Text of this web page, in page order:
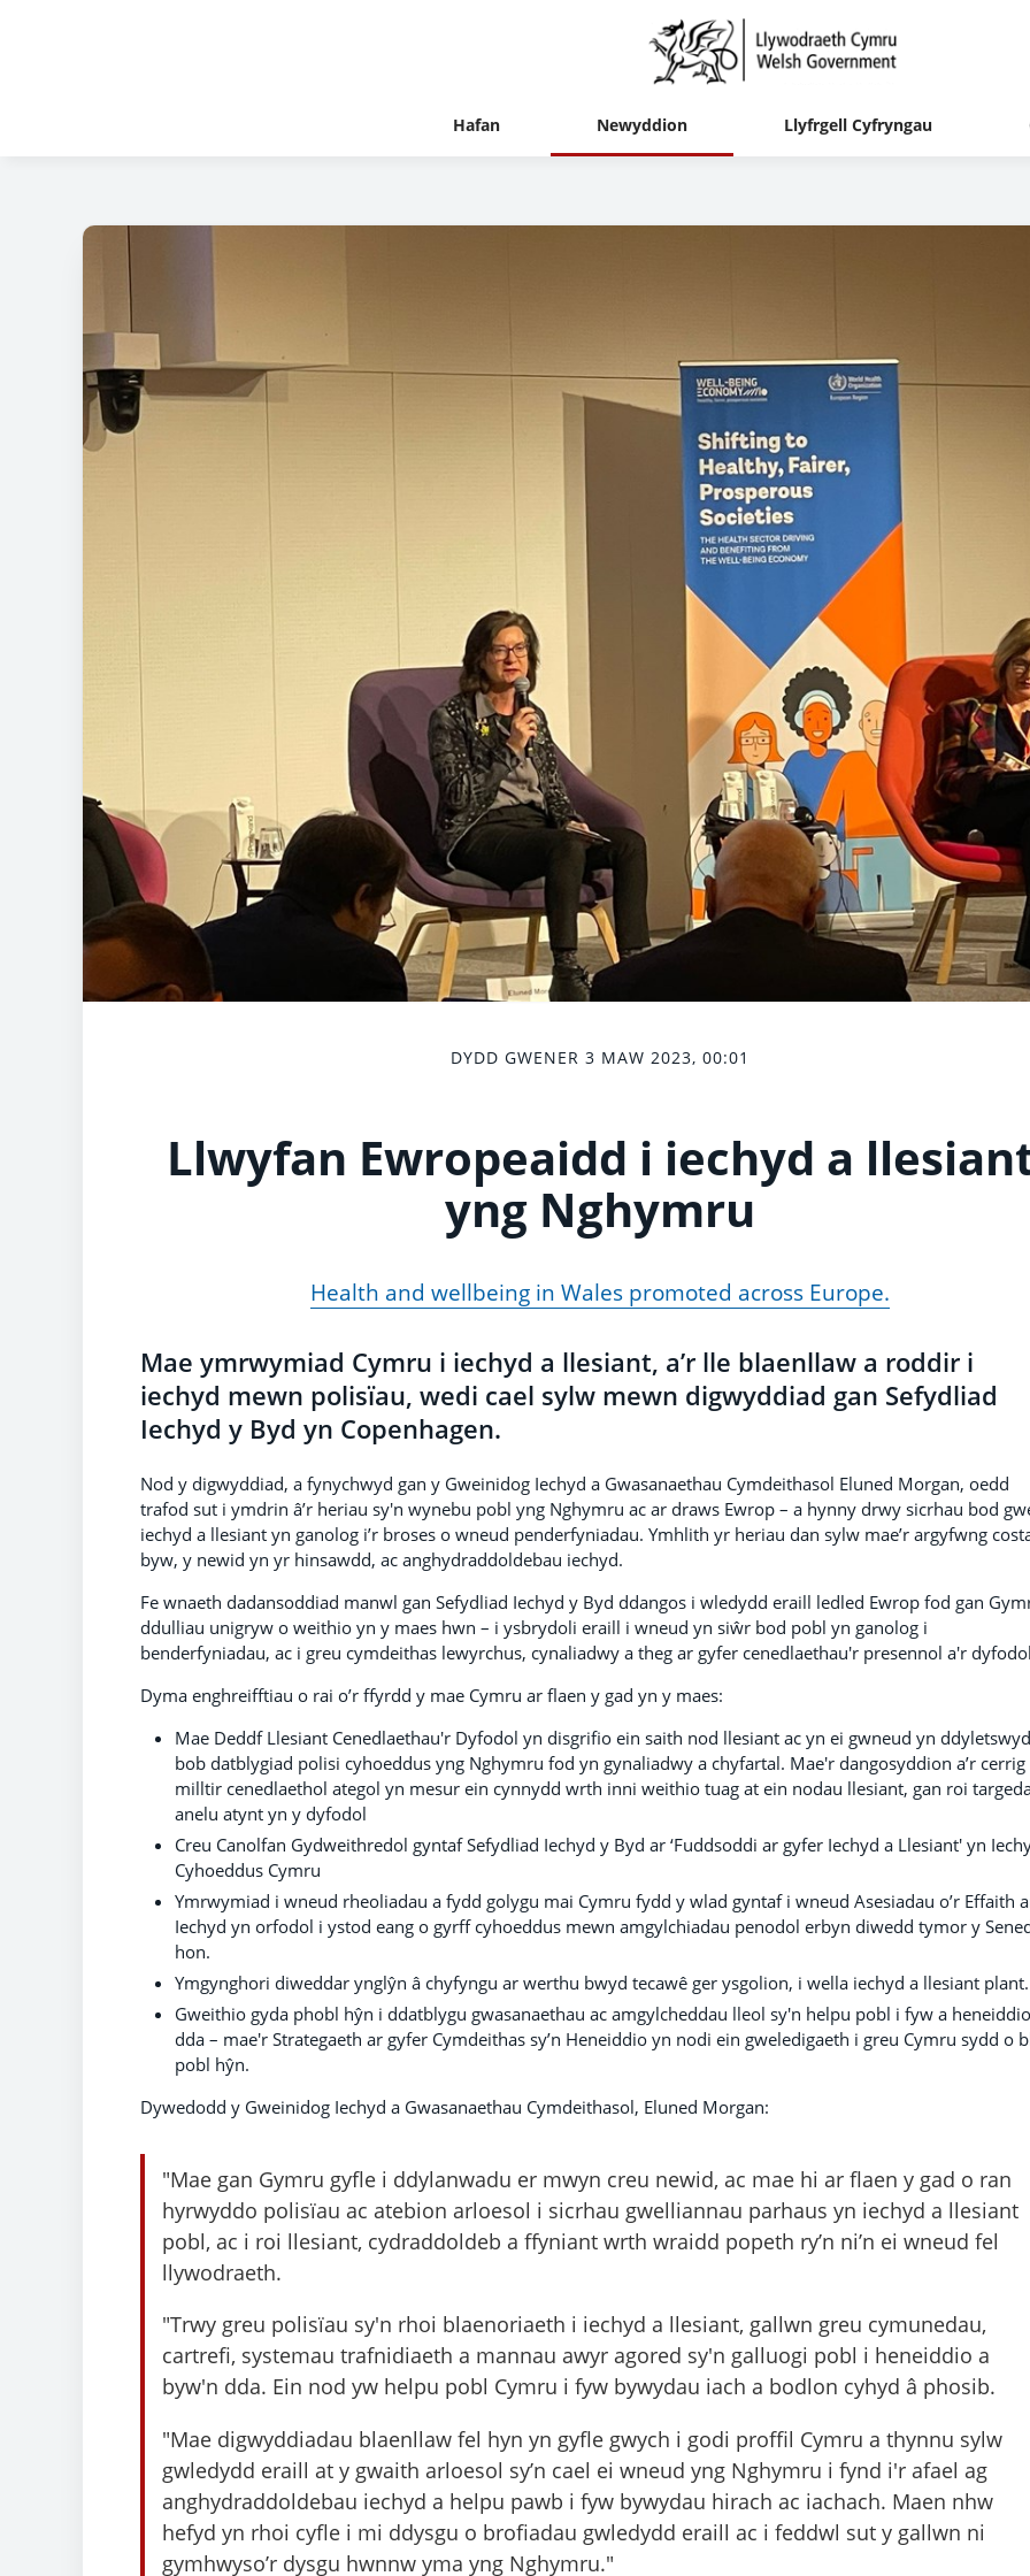
Hafan Newyddion Llyfrgell Cyfryngau
DYDD GWENER 3 MAW 2023, 00:01
Llwyfan Ewropeaidd i iechyd a
yng Nghymru
Health and wellbeing in Wales promoted across Europe.
Mae ymrwymiad Cymru i iechyd a llesiant, a’r lle blaenllaw a roddir i
iechyd mewn polisïau, wedi cael sylw mewn digwyddiad gan Sefydliad
Iechyd y Byd yn Copenhagen.
Nod y digwyddiad, a fynychwyd gan y Gweinidog Iechyd a Gwasanaethau Cymdeithasol Eluned Morgan, oedd
trafod sut i ymdrin â’r heriau sy'n wynebu pobl yng Nghymru ac ar draws Ewrop – a hynny drwy sicrhau bod
iechyd a llesiant yn ganolog i’r broses o wneud penderfyniadau. Ymhlith yr heriau dan sylw mae’r argyfwng
byw, y newid yn yr hinsawdd, ac anghydraddoldebau iechyd.
Fe wnaeth dadansoddiad manwl gan Sefydliad Iechyd y Byd ddangos i wledydd eraill ledled Ewrop fod gan
ddulliau unigryw o weithio yn y maes hwn – i ysbrydoli eraill i wneud yn siŵr bod pobl yn ganolog i
benderfyniadau, ac i greu cymdeithas lewyrchus, cynaliadwy a theg ar gyfer cenedlaethau'r presennol a'r
Dyma enghreifftiau o rai o’r ffyrdd y mae Cymru ar flaen y gad yn y maes:
Mae Deddf Llesiant Cenedlaethau'r Dyfodol yn disgrifio ein saith nod llesiant ac yn ei gwneud yn
bob datblygiad polisi cyhoeddus yng Nghymru fod yn gynaliadwy a chyfartal. Mae'r dangosyddion a’r cerrig
milltir cenedlaethol ategol yn mesur ein cynnydd wrth inni weithio tuag at ein nodau llesiant, gan roi
anelu atynt yn y dyfodol
Creu Canolfan Gydweithredol gyntaf Sefydliad Iechyd y Byd ar ‘Fuddsoddi ar gyfer Iechyd a Llesiant' yn
Cyhoeddus Cymru
Ymrwymiad i wneud rheoliadau a fydd golygu mai Cymru fydd y wlad gyntaf i wneud Asesiadau o’r Effaith
Iechyd yn orfodol i ystod eang o gyrff cyhoeddus mewn amgylchiadau penodol erbyn diwedd tymor y
hon.
Ymgynghori diweddar ynglŷn â chyfyngu ar werthu bwyd tecawê ger ysgolion, i wella iechyd a llesiant plant.
Gweithio gyda phobl hŷn i ddatblygu gwasanaethau ac amgylcheddau lleol sy'n helpu pobl i fyw a
dda – mae'r Strategaeth ar gyfer Cymdeithas sy’n Heneiddio yn nodi ein gweledigaeth i greu Cymru sydd o
pobl hŷn.
Dywedodd y Gweinidog Iechyd a Gwasanaethau Cymdeithasol, Eluned Morgan:
"Mae gan Gymru gyfle i ddylanwadu er mwyn creu newid, ac mae hi ar flaen y gad o ran
hyrwyddo polisïau ac atebion arloesol i sicrhau gwelliannau parhaus yn iechyd a llesiant
pobl, ac i roi llesiant, cydraddoldeb a ffyniant wrth wraidd popeth ry’n ni’n ei wneud fel
llywodraeth.
"Trwy greu polisïau sy'n rhoi blaenoriaeth i iechyd a llesiant, gallwn greu cymunedau,
cartrefi, systemau trafnidiaeth a mannau awyr agored sy'n galluogi pobl i heneiddio a
byw'n dda. Ein nod yw helpu pobl Cymru i fyw bywydau iach a bodlon cyhyd â phosib.
"Mae digwyddiadau blaenllaw fel hyn yn gyfle gwych i godi proffil Cymru a thynnu sylw
gwledydd eraill at y gwaith arloesol sy’n cael ei wneud yng Nghymru i fynd i'r afael ag
anghydraddoldebau iechyd a helpu pawb i fyw bywydau hirach ac iachach. Maen nhw
hefyd yn rhoi cyfle i mi ddysgu o brofiadau gwledydd eraill ac i feddwl sut y gallwn ni
gymhwyso’r dysgu hwnnw yma yng Nghymru."